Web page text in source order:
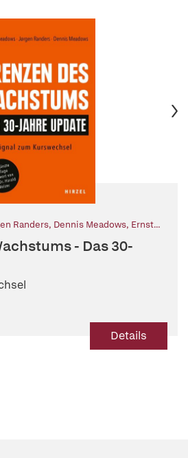
Randers, Dennis Meadows, Ernst
- Das 30-
Details